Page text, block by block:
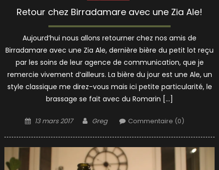
Retour chez Birradamare avec une Zia Ale!
Aujourd’hui nous allons retourner chez nos amis de
Birradamare avec une Zia Ale, dernière bière du petit lot reçu
par les soins de leur agence de communication, que je
remercie vivement d’ailleurs. La bière du jour est une Ale, un
style classique me direz-vous mais ici petite particularité, le
brassage se fait avec du Romarin […]
Posted
13 mars 2017 Author
Greg Commentaire (0)